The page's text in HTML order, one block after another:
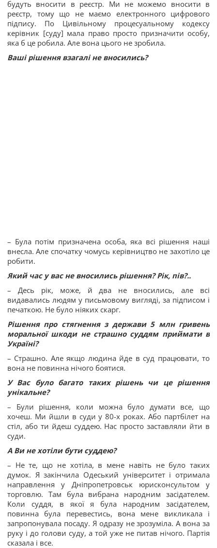
будуть вносити в реєстр. Ми не можемо вносити в
реєстр, тому що не маємо електронного цифрового
підпису. По Цивільному процесуальному кодексу
керівник [суду] мала право просто призначити особу,
яка б це робила. Але вона цього не зробила.
Ваші рішення взагалі не вносились?
– Була потім призначена особа, яка всі рішення наші
внесла. Але спочатку чомусь керівництво не захотіло це
робити.
Який час у вас не вносились рішення? Рік, пів?..
– Десь рік, може, й два не вносились, але всі
видавались людям у письмовому вигляді, за підписом і
печаткою. Не було ніяких скарг.
Рішення про стягнення з держави 5 млн гривень
моральної шкоди не страшно суддям приймати в
Україні?
– Страшно. Але якщо людина йде в суд працювати, то
вона не повинна нічого боятися.
У Вас було багато таких рішень чи це рішення
унікальне?
– Були рішення, коли можна було думати все, що
хочеш. Ми йшли в суди у 80-х роках. Або партбілет на
стіл, або ти йдеш суддею. Нас просто заставляли йти в
суди.
А Ви не хотіли бути суддею?
– Не те, що не хотіла, в мене навіть не було таких
думок. Я закінчила Одеський університет і отримала
направлення у Дніпропетровськ юрисконсультом у
торговлю. Там була вибрана народним засідателем.
Коли суддя, в якої я була народним засідателем,
повинна була перевестись, вона мене викликала і
запропонувала посаду. Я одразу не зрозуміла. А вона за
руку і до голови суду, а той уже не питав нічого. Партія
сказала і все.